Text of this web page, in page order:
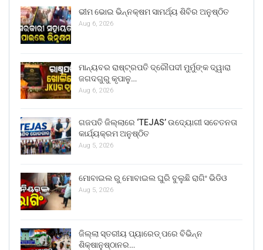
ଭୀମ ଭୋଇ ଭିନ୍ନକ୍ଷମ ସାମର୍ଥ୍ୟ ଶିବିର ଅନୁଷ୍ଠିତ
Aug 6, 2026
ମାନ୍ୟବର ରାଷ୍ଟ୍ରପତି ଦ୍ରୌପଦୀ ମୁର୍ମୁଙ୍କ ଦ୍ୱାରା
ଜଗଦଗୁରୁ କୃପାଳୁ…
Aug 6, 2026
ଗଜପତି ଜିଲ୍ଲାରେ ‘TEJAS’ ଉଦ୍ୟୋଗୀ ସଚେତନତା
କାର୍ଯ୍ୟକ୍ରମ ଅନୁଷ୍ଠିତ
Aug 5, 2026
ମୋବାଇଲ ରୁ ମୋବାଇଲ ଘୁରି ବୁଲୁଛି ରାଗିଂ ଭିଡିଓ
Aug 5, 2026
ଜିଲ୍ଲା ସ୍ତରୀୟ ପ୍ୟାରେଡ୍ ପରେ ବିଭିନ୍ନ
ଶିକ୍ଷାନୁଷ୍ଠାନର…